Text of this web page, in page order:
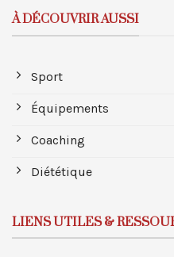
À DÉCOUVRIR AUSSI
Sport
Équipements
Coaching
Diététique
LIENS UTILES &